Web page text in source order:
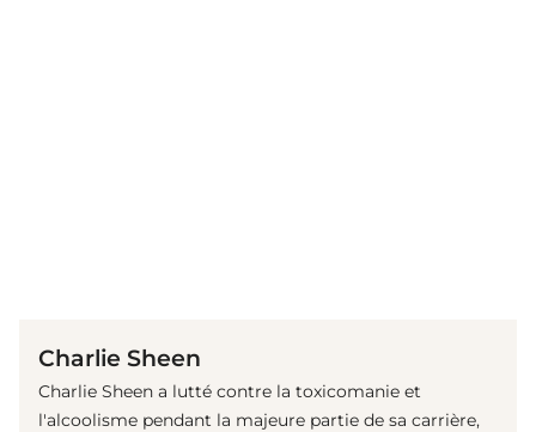
Charlie Sheen
Charlie Sheen a lutté contre la toxicomanie et
l'alcoolisme pendant la majeure partie de sa carrière,